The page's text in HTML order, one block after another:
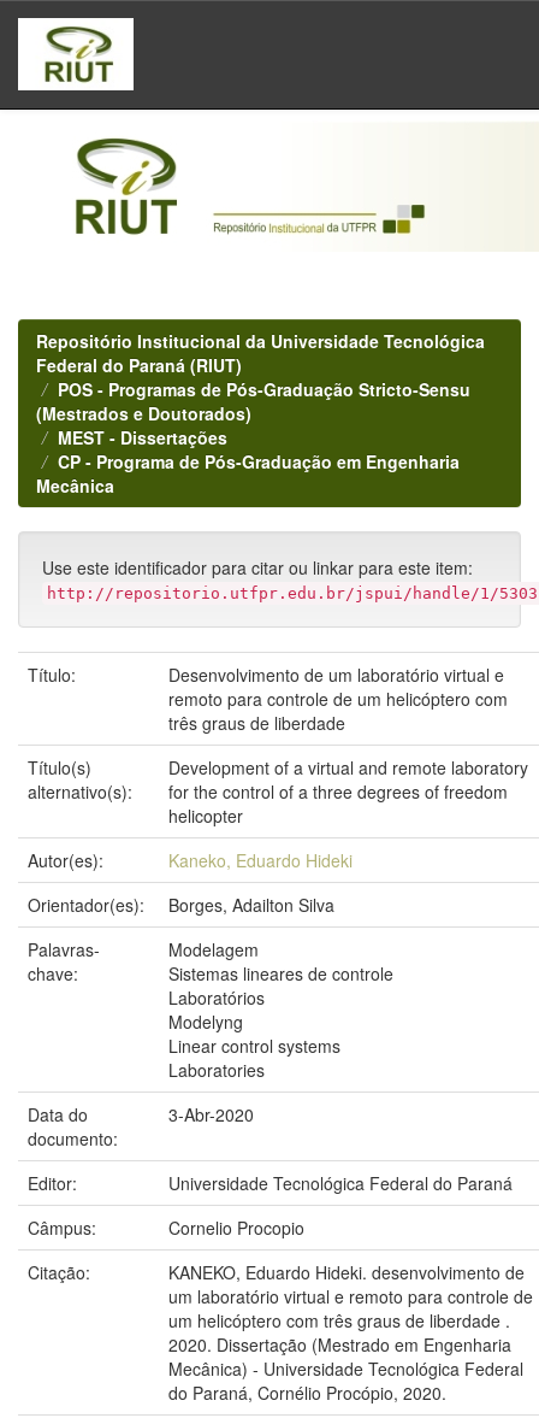
Skip
navigation
Repositório Institucional da Universidade Tecnológica
Federal do Paraná (RIUT)
POS - Programas de Pós-Graduação Stricto-Sensu
(Mestrados e Doutorados)
MEST - Dissertações
CP - Programa de Pós-Graduação em Engenharia
Mecânica
Use este identificador para citar ou linkar para este item:
http://repositorio.utfpr.edu.br/jspui/handle/1/5303
Título:
Desenvolvimento de um laboratório virtual e
remoto para controle de um helicóptero com
três graus de liberdade
Título(s)
alternativo(s):
Development of a virtual and remote laboratory
for the control of a three degrees of freedom
helicopter
Autor(es):
Kaneko, Eduardo Hideki
Orientador(es):
Borges, Adailton Silva
Palavras-
chave:
Modelagem
Sistemas lineares de controle
Laboratórios
Modelyng
Linear control systems
Laboratories
Data do
documento:
3-Abr-2020
Editor:
Universidade Tecnológica Federal do Paraná
Câmpus:
Cornelio Procopio
Citação:
KANEKO, Eduardo Hideki. desenvolvimento de
um laboratório virtual e remoto para controle de
um helicóptero com três graus de liberdade .
2020. Dissertação (Mestrado em Engenharia
Mecânica) - Universidade Tecnológica Federal
do Paraná, Cornélio Procópio, 2020.